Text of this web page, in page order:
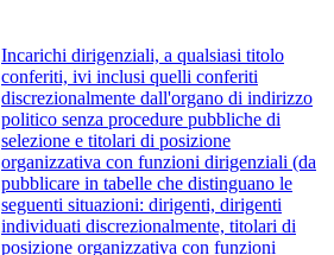
Incarichi dirigenziali, a qualsiasi titolo
conferiti, ivi inclusi quelli conferiti
discrezionalmente dall'organo di indirizzo
politico senza procedure pubbliche di
selezione e titolari di posizione
organizzativa con funzioni dirigenziali (da
pubblicare in tabelle che distinguano le
seguenti situazioni: dirigenti, dirigenti
individuati discrezionalmente, titolari di
posizione organizzativa con funzioni